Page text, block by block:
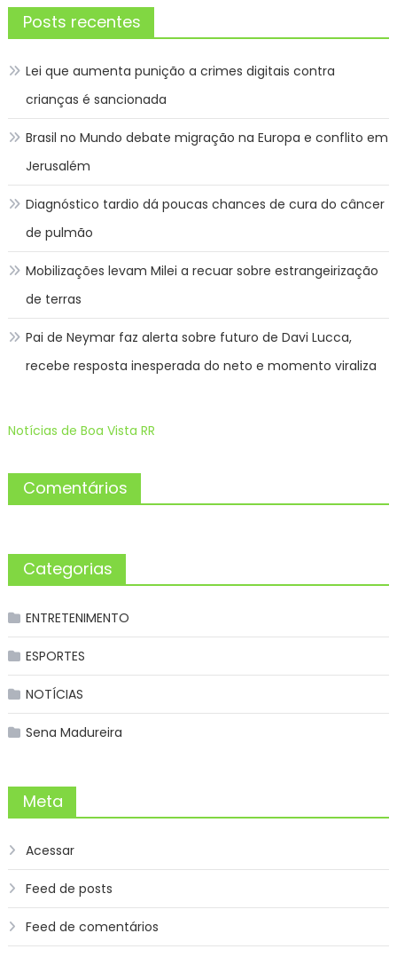
Posts recentes
Lei que aumenta punição a crimes digitais contra
crianças é sancionada
Brasil no Mundo debate migração na Europa e conflito em
Jerusalém
Diagnóstico tardio dá poucas chances de cura do câncer
de pulmão
Mobilizações levam Milei a recuar sobre estrangeirização
de terras
Pai de Neymar faz alerta sobre futuro de Davi Lucca,
recebe resposta inesperada do neto e momento viraliza
Notícias de Boa Vista RR
Comentários
Categorias
ENTRETENIMENTO
ESPORTES
NOTÍCIAS
Sena Madureira
Meta
Acessar
Feed de posts
Feed de comentários